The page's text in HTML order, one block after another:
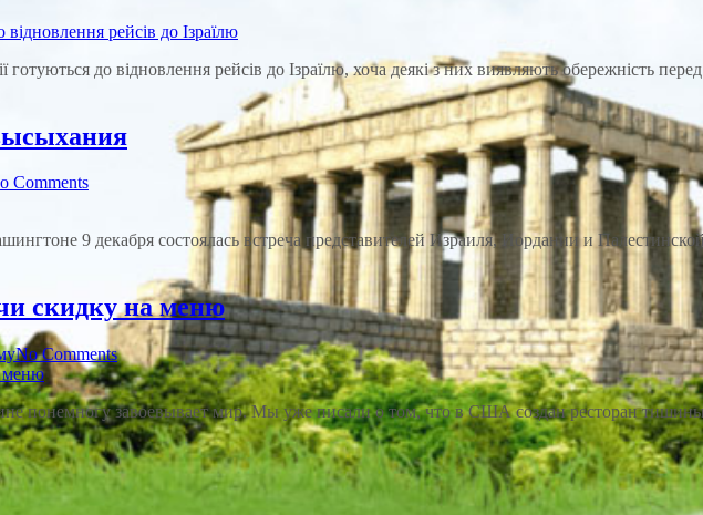
готуються до відновлення рейсів до Ізраїлю, хоча деякі з них виявляють обережність
Comments
9 декабря состоялась встреча представителей Израиля, Иордании и
скидку на меню
No Comments
понемногу завоевывает мир. Мы уже писали о том, что в США создан ресторан тишины,